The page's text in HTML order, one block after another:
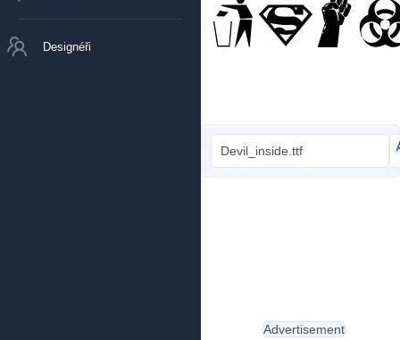
Designéři
Devil_inside.ttf
Advertisement